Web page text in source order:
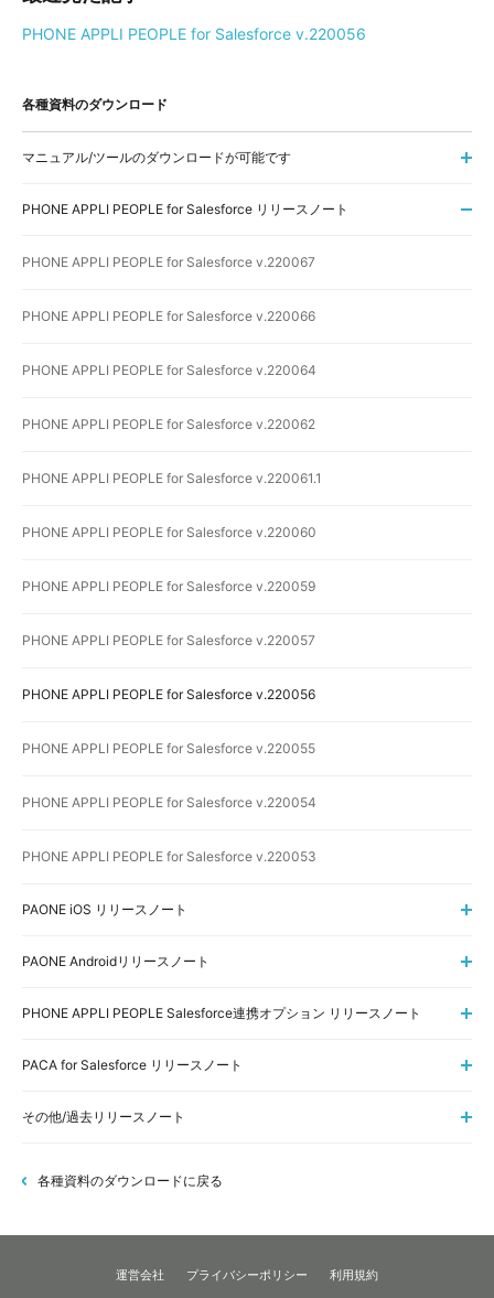
PHONE APPLI PEOPLE for Salesforce v.220056
各種資料のダウンロード
マニュアル/ツールのダウンロードが可能です
PHONE APPLI PEOPLE for Salesforce リリースノート
PHONE APPLI PEOPLE for Salesforce v.220067
PHONE APPLI PEOPLE for Salesforce v.220066
PHONE APPLI PEOPLE for Salesforce v.220064
PHONE APPLI PEOPLE for Salesforce v.220062
PHONE APPLI PEOPLE for Salesforce v.220061.1
PHONE APPLI PEOPLE for Salesforce v.220060
PHONE APPLI PEOPLE for Salesforce v.220059
PHONE APPLI PEOPLE for Salesforce v.220057
PHONE APPLI PEOPLE for Salesforce v.220056
PHONE APPLI PEOPLE for Salesforce v.220055
PHONE APPLI PEOPLE for Salesforce v.220054
PHONE APPLI PEOPLE for Salesforce v.220053
PAONE iOS リリースノート
PAONE Androidリリースノート
PHONE APPLI PEOPLE Salesforce連携オプション リリースノート
PACA for Salesforce リリースノート
その他/過去リリースノート
各種資料のダウンロードに戻る
運営会社 プライバシーポリシー 利用規約